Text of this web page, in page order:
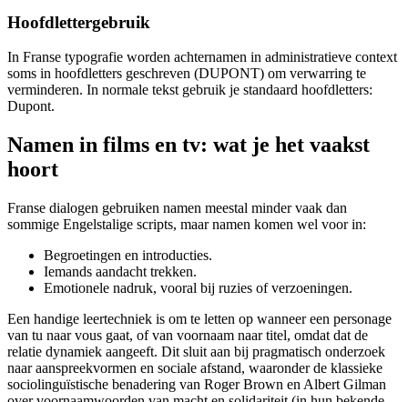
Hoofdlettergebruik
In Franse typografie worden achternamen in administratieve context
soms in hoofdletters geschreven (DUPONT) om verwarring te
verminderen. In normale tekst gebruik je standaard hoofdletters:
Dupont.
Namen in films en tv: wat je het vaakst
hoort
Franse dialogen gebruiken namen meestal minder vaak dan
sommige Engelstalige scripts, maar namen komen wel voor in:
Begroetingen en introducties.
Iemands aandacht trekken.
Emotionele nadruk, vooral bij ruzies of verzoeningen.
Een handige leertechniek is om te letten op wanneer een personage
van tu naar vous gaat, of van voornaam naar titel, omdat dat de
relatie dynamiek aangeeft. Dit sluit aan bij pragmatisch onderzoek
naar aanspreekvormen en sociale afstand, waaronder de klassieke
sociolinguïstische benadering van Roger Brown en Albert Gilman